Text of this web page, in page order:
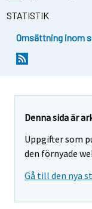
STATISTIK
Omsättning inom
Denna sida är
Uppgifter som
den förnyade
Gå till den nya